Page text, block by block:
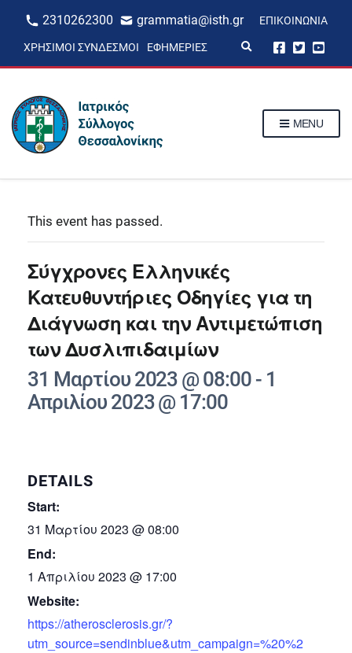
2310262300 grammatia@isth.gr ΕΠΙΚΟΙΝΩΝΊΑ
ΧΡΉΣΙΜΟΙ ΣΎΝΔΕΣΜΟΙ ΕΦΗΜΕΡΊΕΣ
p
MENU
This event has passed.
Σύγχρονες Ελληνικές
Κατευθυντήριες Οδηγίες για τη
Διάγνωση και την Αντιμετώπιση
των Δυσλιπιδαιμίων
31 Μαρτίου 2023 @ 08:00 - 1
Απριλίου 2023 @ 17:00
DETAILS
Start:
31 Μαρτίου 2023 @ 08:00
End:
1 Απριλίου 2023 @ 17:00
Website:
https://atherosclerosis.gr/?
utm_source=sendinblue&utm_campaign=%20%2